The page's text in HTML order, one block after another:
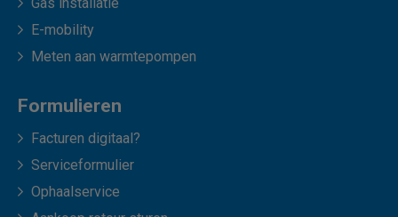
E-mobility
Meten aan warmtepompen
Formulieren
Facturen digitaal?
Serviceformulier
Ophaalservice